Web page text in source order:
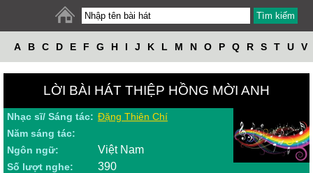
A B C D E F G H I J K L M N O P Q R S T U V
LỜI BÀI HÁT THIỆP HỒNG MỜI ANH
Nhạc sĩ/ Sáng tác: Đặng Thiên Chí
Năm sáng tác:
Ngôn ngữ:
Việt Nam
Số lượt nghe: 390